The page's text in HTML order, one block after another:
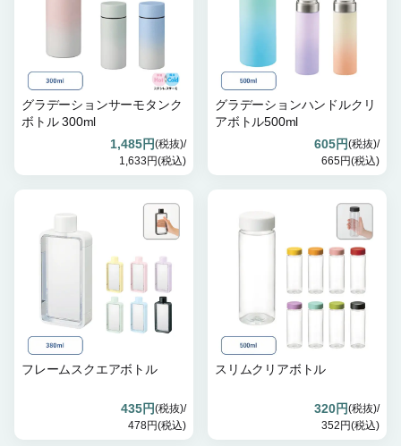
グラデーションサーモタンク
ボトル 300ml
1,485円(税抜)/
1,633円(税込)
グラデーションハンドルクリ
アボトル500ml
605円(税抜)/
665円(税込)
フレームスクエアボトル
435円(税抜)/
478円(税込)
スリムクリアボトル
320円(税抜)/
352円(税込)